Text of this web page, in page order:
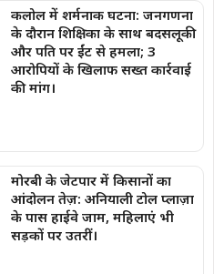
कलोल में शर्मनाक घटना: जनगणना
के दौरान शिक्षिका के साथ बदसलूकी
और पति पर ईंट से हमला; 3
आरोपियों के खिलाफ सख्त कार्रवाई
की मांग।
मोरबी के जेटपार में किसानों का
आंदोलन तेज़: अनियाली टोल प्लाज़ा
के पास हाईवे जाम, महिलाएं भी
सड़कों पर उतरीं।